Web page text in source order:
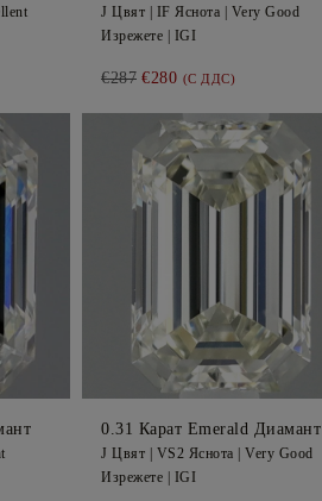
J Цвят | IF Яснота | Very Good
Изрежете | IGI
€287 €280 (С ДДС)
0.31 Карат Emerald Диамант
J Цвят | VS2 Яснота | Very Good
Изрежете | IGI